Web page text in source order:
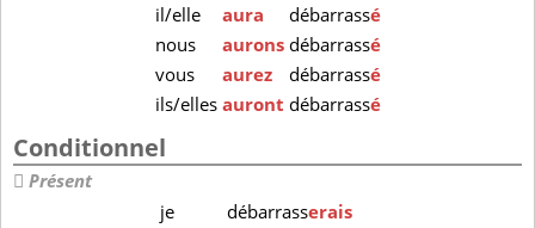
il/elle
aura débarrassé
nous
aurons débarrassé
vous
aurez débarrassé
ils/elles auront débarrassé
Conditionnel
Présent
je
débarrasserais